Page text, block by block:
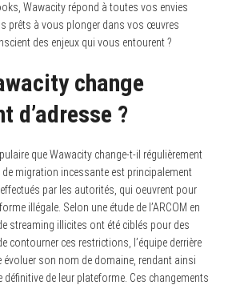
Wawacity répond à toutes vos envies
prêts à vous plonger dans vos œuvres
des enjeux qui vous entourent ?
change
d’adresse ?
que Wawacity change-t-il régulièrement
de migration incessante est principalement
par les autorités, qui oeuvrent pour
illégale. Selon une étude de l’ARCOM en
streaming illicites ont été ciblés pour des
contourner ces restrictions, l’équipe derrière
évoluer son nom de domaine, rendant ainsi
de leur plateforme. Ces changements